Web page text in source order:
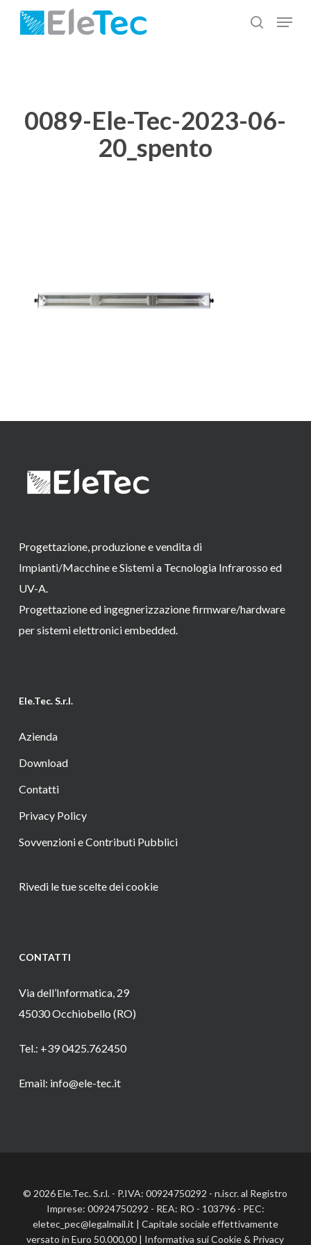
Salta
cerca
Menu
0089-Ele-Tec-2023-06-
20_spento
Progettazione, produzione e vendita di
Impianti/Macchine e Sistemi a Tecnologia Infrarosso ed
UV-A.
Progettazione ed ingegnerizzazione firmware/hardware
per sistemi elettronici embedded.
Ele.Tec. S.r.l.
Azienda
Download
Contatti
Privacy Policy
Sovvenzioni e Contributi Pubblici
Rivedi le tue scelte dei cookie
CONTATTI
Via dell’Informatica, 29
45030 Occhiobello (RO)
Tel.: +39 0425.762450
Email: info@ele-tec.it
© 2026 Ele.Tec. S.r.l. - P.IVA: 00924750292 - n.iscr. al Registro
Imprese: 00924750292 - REA: RO - 103796 - PEC:
eletec_pec@legalmail.it | Capitale sociale effettivamente
versato in Euro 50.000,00 | Informativa sui Cookie& Privacy